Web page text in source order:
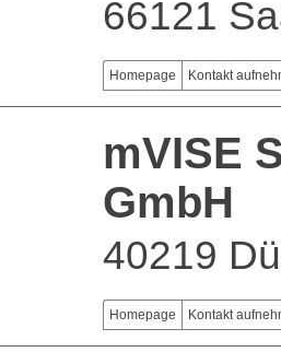
66121
Homepage Kontakt
mVISE
GmbH
40219
Homepage Kontakt